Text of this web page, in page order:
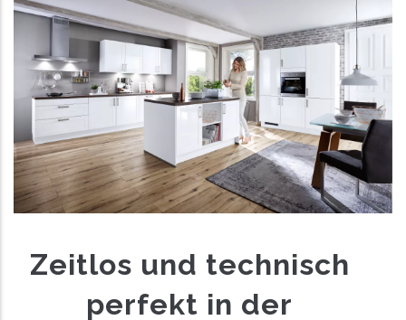
Zeitlos und technisch
perfekt in der